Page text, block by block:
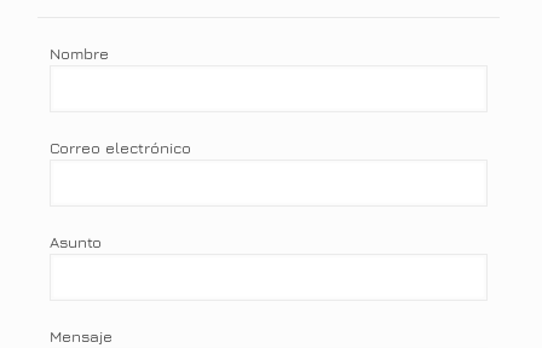
Nombre
Correo electrónico
Asunto
Mensaje